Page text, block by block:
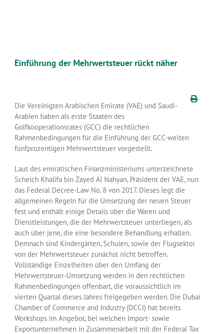
Einführung der Mehrwertsteuer rückt näher
Die Vereinigten Arabischen Emirate (VAE) und Saudi-
Arabien haben als erste Staaten des
Golfkooperationsrates (GCC) die rechtlichen
Rahmenbedingungen für die Einführung der GCC-weiten
fünfprozentigen Mehrwertsteuer vorgestellt.
Laut des emiratischen Finanzministeriums unterzeichnete
Scheich Khalifa bin Zayed Al Nahyan, Präsident der VAE, nun
das Federal Decree-Law No. 8 von 2017. Dieses legt die
allgemeinen Regeln für die Umsetzung der neuen Steuer
fest und enthält einige Details über die Waren und
Dienstleistungen, die der Mehrwertsteuer unterliegen, als
auch über jene, die eine besondere Behandlung erhalten.
Demnach sind Kindergärten, Schulen, sowie der Flugsektor
von der Mehrwertsteuer zunächst nicht betroffen.
Vollständige Einzelheiten über den Umfang der
Mehrwertsteuer-Umsetzung werden in den rechtlichen
Rahmenbedingungen offenbart, die voraussichtlich im
vierten Quartal dieses Jahres freigegeben werden. Die Dubai
Chamber of Commerce and Industry (DCCI) hat bereits
Workshops im Angebot, bei welchen Import- sowie
Exportunternehmen in Zusammenarbeit mit der Federal Tax